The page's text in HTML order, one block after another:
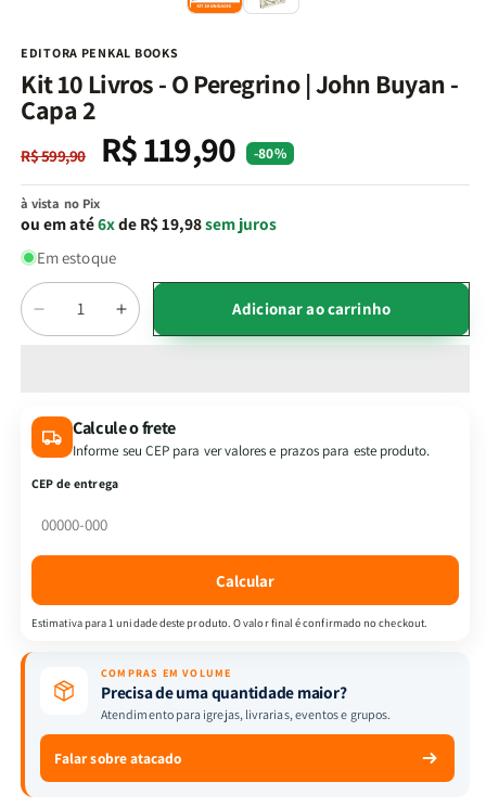
EDITORA PENKAL BOOKS
Kit 10 Livros - O Peregrino | John Buyan -
Capa 2
Preço
normal
R$ 599,90
Preço
promocional
R$ 119,90 -80%
à vista no Pix
ou em até6xde R$ 19,98sem juros
Em estoque
Quantidade
Diminuir
a
10
Livros
-
Peregrino
-
Aumentar
a
10
Livros
Adicionar ao carrinho
Calcule o frete
Informe seu CEP para ver valores e prazos para este produto.
CEP de entrega
Calcular
Estimativa para 1 unidade deste produto. O valor final é confirmado no checkout.
COMPRAS EM VOLUME
Precisa de uma quantidade maior?
Atendimento para igrejas, livrarias, eventos e grupos.
Falar sobre atacado